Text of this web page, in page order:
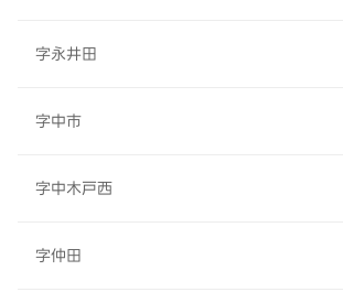
字永井田
字中市
字中木戸西
字仲田